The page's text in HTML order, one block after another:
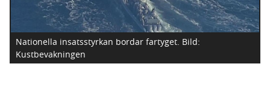
Nationella insatsstyrkan bordar fartyget. Bild:
Kustbevakningen